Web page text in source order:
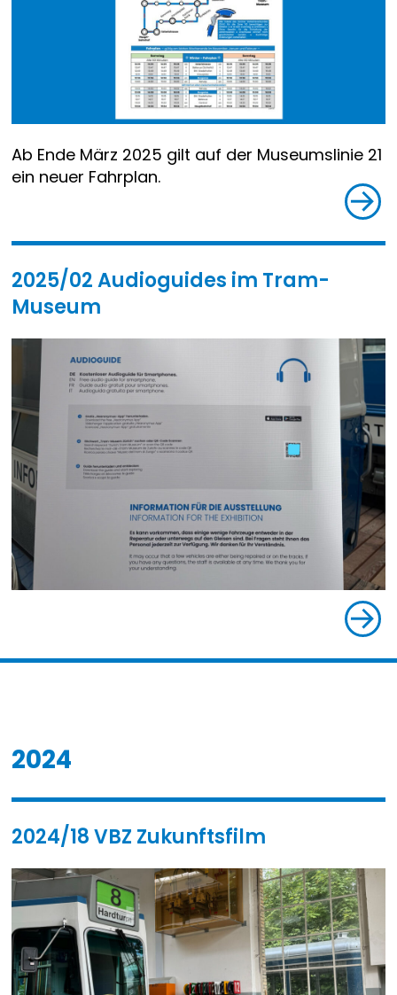
Ab Ende März 2025 gilt auf der Museumslinie 21
ein neuer Fahrplan.
2025/02 Audioguides im Tram-
Museum
2024
2024/18 VBZ Zukunftsfilm